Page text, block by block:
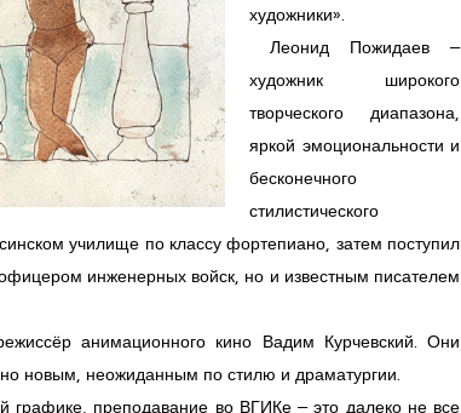
художники».
Леонид Пожидаев –
художник широкого
творческого диапазона,
яркой эмоциональности и
бесконечного
стилистического
училище по классу фортепиано, затем поступил
инженерных войск, но и известным писателем
анимационного кино Вадим Курчевский. Они
новым, неожиданным по стилю и драматургии.
графике, преподавание во ВГИКе – это далеко не все